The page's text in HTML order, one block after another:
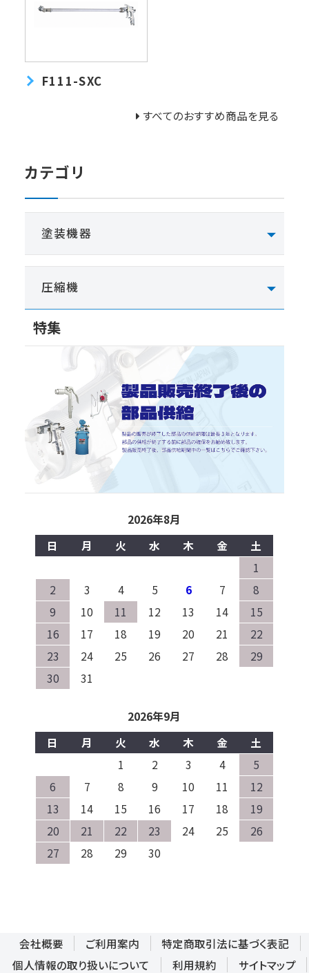
F111-SXC
すべてのおすすめ商品を見る
カテゴリ
塗装機器
圧縮機
特集
2026年8月
日
月 火 水 木 金
土
1
2
3 4 5 6 7
8
9
10 11 12 13 14
15
16
17 18 19 20 21
22
23
24 25 26 27 28
29
30
31
2026年9月
日
月 火 水 木 金
土
1
2 3 4
5
6
7 8 9 10 11
12
13
14 15 16 17 18
19
20
21 22 23 24 25
26
27
28 29 30
会社概要 ご利用案内
特定商取引法に基づく表記
個人情報の取り扱いについて
利用規約 サイトマップ